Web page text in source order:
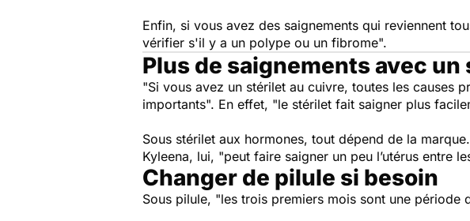
Enfin, si vous avez des saignements qui reviennent
vérifier s'il y a un polype ou un fibrome".
Plus de saignements avec
"Si vous avez un stérilet au cuivre, toutes les causes
importants". En effet, "le stérilet fait saigner plus
Sous stérilet aux hormones, tout dépend de la
Kyleena, lui, "peut faire saigner un peu l’utérus entre
Changer de pilule si besoin
Sous pilule, "les trois premiers mois sont une période